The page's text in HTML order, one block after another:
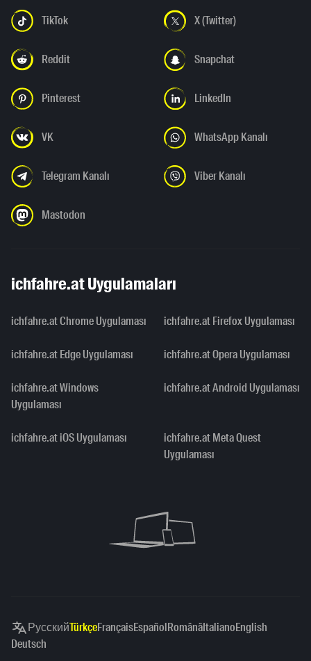
TikTok X (Twitter)
Reddit Snapchat
Pinterest LinkedIn
VK WhatsApp Kanalı
Telegram Kanalı Viber Kanalı
Mastodon
ichfahre.at Uygulamaları
ichfahre.at Chrome Uygulaması ichfahre.at Firefox Uygulaması
ichfahre.at Edge Uygulaması ichfahre.at Opera Uygulaması
ichfahre.at Windows
Uygulaması
ichfahre.at Android Uygulaması
ichfahre.at iOS Uygulaması
ichfahre.at Meta Quest
Uygulaması
РусскийTürkçeFrançaisEspañolRomânăItalianoEnglish
Deutsch